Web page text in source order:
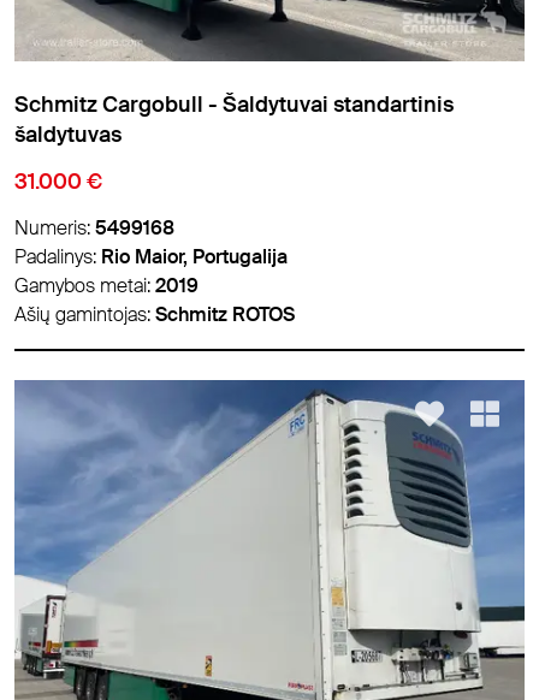
Schmitz Cargobull - Šaldytuvai standartinis
šaldytuvas
31.000 €
Numeris:5499168
Padalinys: Rio Maior, Portugalija
Gamybos metai:2019
Ašių gamintojas:Schmitz ROTOS